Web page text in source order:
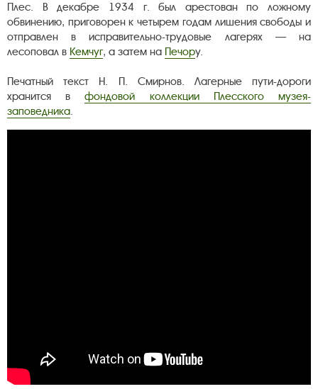
Плес. В декабре 1934 г. был арестован по ложному
обвинению, приговорен к четырем годам лишения свободы и
отправлен в исправительно-трудовые лагерях — на
лесоповал в Кемчуг, а затем на Печору.
Печатный текст Н. П. Смирнов. Лагерные пути-дороги
хранится вфондовой коллекции Плесского музея-
заповедника.